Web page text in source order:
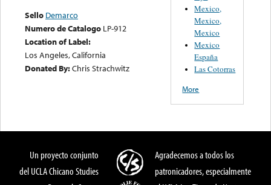
Sello Demarco
Numero de Catalogo LP-912
Location of Label:
Los Angeles, California
Donated By:Chris Strachwitz
Mexico,
Mexico,
Mexico
Mexico
España
Las Cotorras
More
Un proyecto conjunto
del UCLA Chicano Studies
Agradecemos a todos los
patronicadores, especialmente